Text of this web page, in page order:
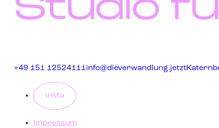
Studio
+49 151 12524111info@dieverwandlung.jetzt
insta
Impressum